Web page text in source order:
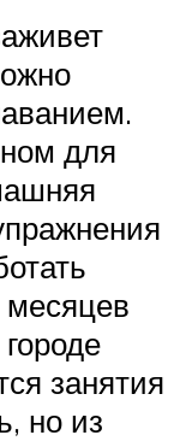
для
месяцев
занятия
но из